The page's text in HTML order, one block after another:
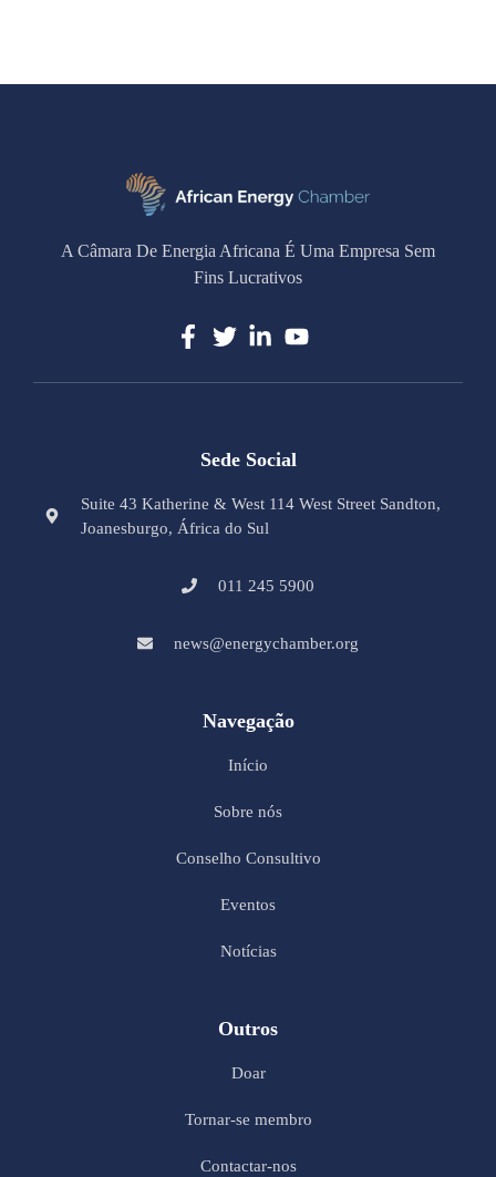
A Câmara De Energia Africana É Uma Empresa Sem
Fins Lucrativos
Sede Social
Suite 43 Katherine & West 114 West Street Sandton,
Joanesburgo, África do Sul
011 245 5900
news@energychamber.org
Navegação
Início
Sobre nós
Conselho Consultivo
Eventos
Notícias
Outros
Doar
Tornar-se membro
Contactar-nos